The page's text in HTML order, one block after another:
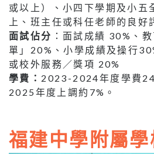
或以上）、小四下學期及小五
上、班主任或科任老師的良好
面試佔分 ：面試成績 30%、
單」20%、小學成績及操行
或校外服務／獎項 20%
學費： 2023-2024年度學費
2025年度上調約7%。
福建中學附屬學